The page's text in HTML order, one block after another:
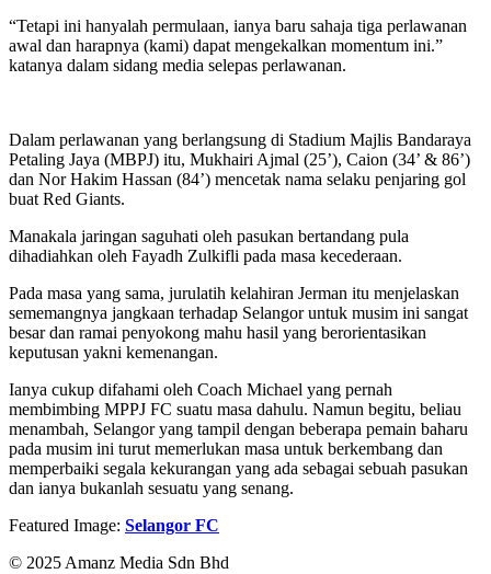
“Tetapi ini hanyalah permulaan, ianya baru sahaja tiga perlawanan
awal dan harapnya (kami) dapat mengekalkan momentum ini.”
katanya dalam sidang media selepas perlawanan.
Dalam perlawanan yang berlangsung di Stadium Majlis Bandaraya
Petaling Jaya (MBPJ) itu, Mukhairi Ajmal (25’), Caion (34’ & 86’)
dan Nor Hakim Hassan (84’) mencetak nama selaku penjaring gol
buat Red Giants.
Manakala jaringan saguhati oleh pasukan bertandang pula
dihadiahkan oleh Fayadh Zulkifli pada masa kecederaan.
Pada masa yang sama, jurulatih kelahiran Jerman itu menjelaskan
sememangnya jangkaan terhadap Selangor untuk musim ini sangat
besar dan ramai penyokong mahu hasil yang berorientasikan
keputusan yakni kemenangan.
Ianya cukup difahami oleh Coach Michael yang pernah
membimbing MPPJ FC suatu masa dahulu. Namun begitu, beliau
menambah, Selangor yang tampil dengan beberapa pemain baharu
pada musim ini turut memerlukan masa untuk berkembang dan
memperbaiki segala kekurangan yang ada sebagai sebuah pasukan
dan ianya bukanlah sesuatu yang senang.
Featured Image: Selangor FC
© 2025 Amanz Media Sdn Bhd